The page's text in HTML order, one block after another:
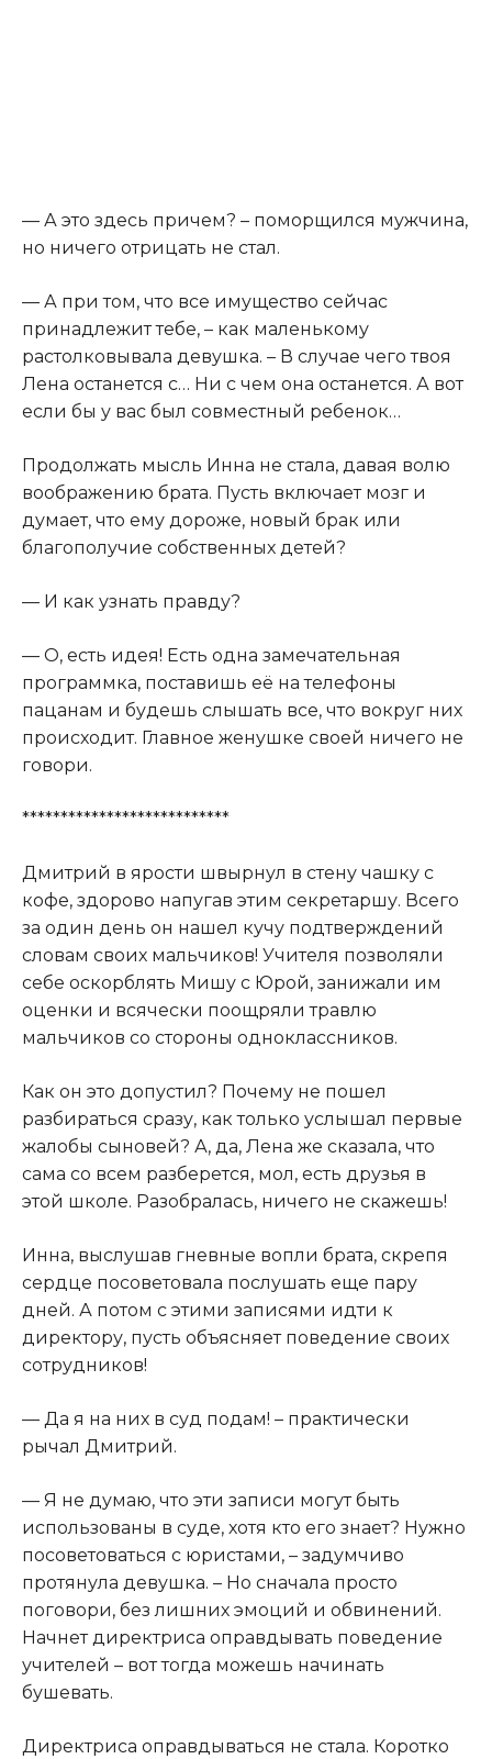
— А это здесь причем? – поморщился мужчина,
но ничего отрицать не стал.
— А при том, что все имущество сейчас
принадлежит тебе, – как маленькому
растолковывала девушка. – В случае чего твоя
Лена останется с… Ни с чем она останется. А вот
если бы у вас был совместный ребенок…
Продолжать мысль Инна не стала, давая волю
воображению брата. Пусть включает мозг и
думает, что ему дороже, новый брак или
благополучие собственных детей?
— И как узнать правду?
— О, есть идея! Есть одна замечательная
программка, поставишь её на телефоны
пацанам и будешь слышать все, что вокруг них
происходит. Главное женушке своей ничего не
говори.
***************************
Дмитрий в ярости швырнул в стену чашку с
кофе, здорово напугав этим секретаршу. Всего
за один день он нашел кучу подтверждений
словам своих мальчиков! Учителя позволяли
себе оскорблять Мишу с Юрой, занижали им
оценки и всячески поощряли травлю
мальчиков со стороны одноклассников.
Как он это допустил? Почему не пошел
разбираться сразу, как только услышал первые
жалобы сыновей? А, да, Лена же сказала, что
сама со всем разберется, мол, есть друзья в
этой школе. Разобралась, ничего не скажешь!
Инна, выслушав гневные вопли брата, скрепя
сердце посоветовала послушать еще пару
дней. А потом с этими записями идти к
директору, пусть объясняет поведение своих
сотрудников!
— Да я на них в суд подам! – практически
рычал Дмитрий.
— Я не думаю, что эти записи могут быть
использованы в суде, хотя кто его знает? Нужно
посоветоваться с юристами, – задумчиво
протянула девушка. – Но сначала просто
поговори, без лишних эмоций и обвинений.
Начнет директриса оправдывать поведение
учителей – вот тогда можешь начинать
бушевать.
Директриса оправдываться не стала. Коротко